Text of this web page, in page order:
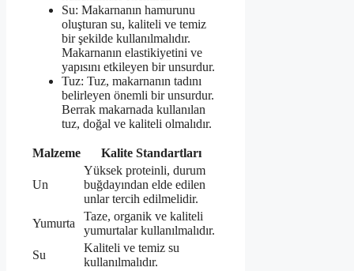
Su: Makarnanın hamurunu
oluşturan su, kaliteli ve temiz
bir şekilde kullanılmalıdır.
Makarnanın elastikiyetini ve
yapısını etkileyen bir unsurdur.
Tuz: Tuz, makarnanın tadını
belirleyen önemli bir unsurdur.
Berrak makarnada kullanılan
tuz, doğal ve kaliteli olmalıdır.
Malzeme Kalite Standartları
Un
Yüksek proteinli, durum
buğdayından elde edilen
unlar tercih edilmelidir.
Yumurta
Taze, organik ve kaliteli
yumurtalar kullanılmalıdır.
Su
Kaliteli ve temiz su
kullanılmalıdır.